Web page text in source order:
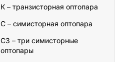
К – транзисторная оптопара
С – симисторная оптопара
С3 – три симисторные
оптопары